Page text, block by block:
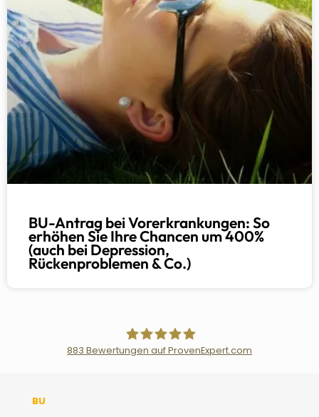
BU-Antrag bei Vorerkrankungen: So
erhöhen Sie Ihre Chancen um 400%
(auch bei Depression,
Rückenproblemen & Co.)
883 Bewertungen auf ProvenExpert.com
BU